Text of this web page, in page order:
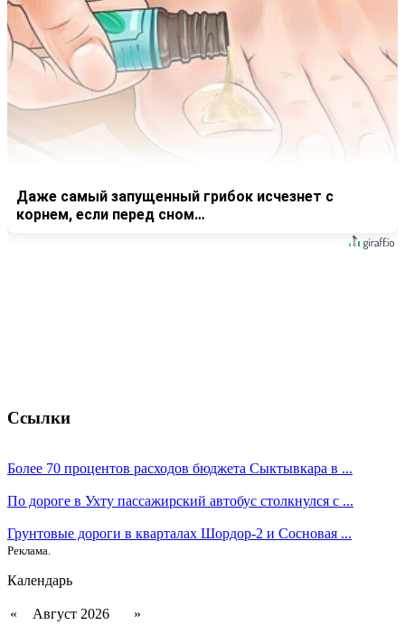
Даже самый запущенный грибок исчезнет с
корнем, если перед сном…
Ссылки
Более 70 процентов расходов бюджета Сыктывкара в ...
По дороге в Ухту пассажирский автобус столкнулся с ...
Грунтовые дороги в кварталах Шордор-2 и Сосновая ...
Реклама.
Календарь
« Август 2026
»